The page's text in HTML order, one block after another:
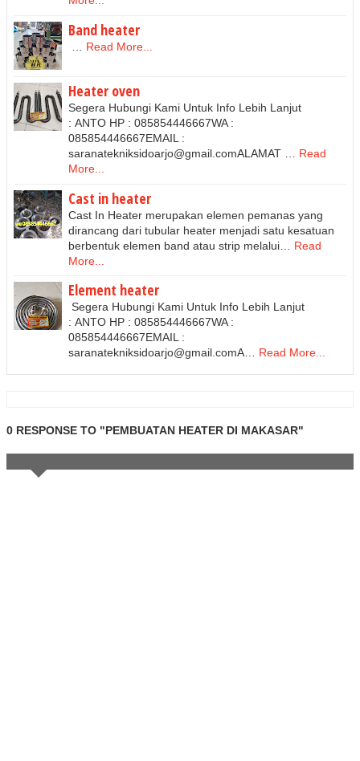
Band heater
Read More...
Heater oven
Segera Hubungi Kami Untuk Info Lebih Lanjut
: ANTO HP : 085854446667WA :
085854446667EMAIL :
saranatekniksidoarjo@gmail.comALAMAT …
Read
More...
Cast in heater
Cast In Heater merupakan elemen pemanas yang
dirancang dari tubular heater menjadi satu kesatuan
berbentuk elemen band atau strip melalui…
Read
More...
Element heater
Segera Hubungi Kami Untuk Info Lebih Lanjut
: ANTO HP : 085854446667WA :
085854446667EMAIL :
saranatekniksidoarjo@gmail.comA…
Read More...
0 RESPONSE TO "PEMBUATAN HEATER DI MAKASAR"